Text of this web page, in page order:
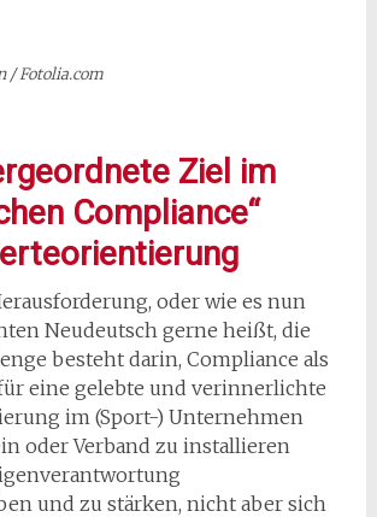
/ Fotolia.com
Ziel im
Compliance“
oder wie es nun
Neudeutsch gerne heißt, die
besteht darin, Compliance als
eine gelebte und verinnerlichte
im (Sport-) Unternehmen
oder Verband zu installieren
und zu stärken, nicht aber sich